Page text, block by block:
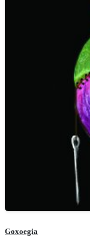
Goxoegia